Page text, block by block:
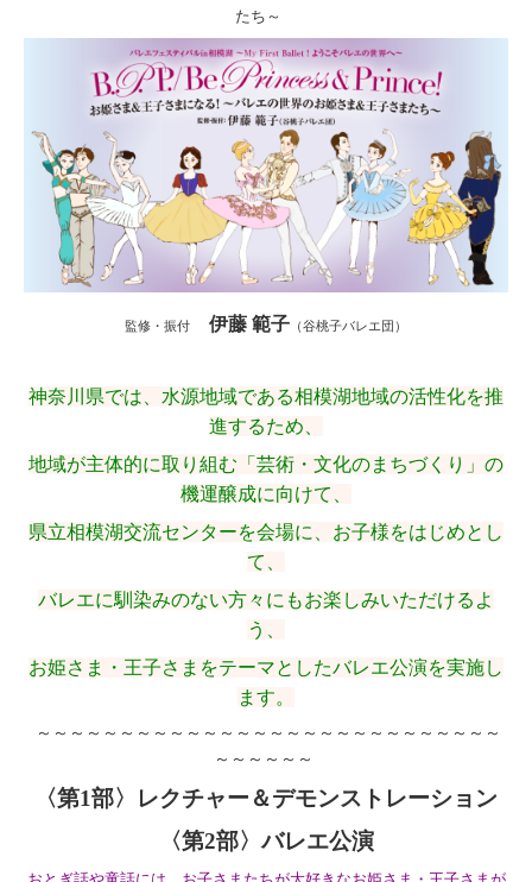
たち～
監修・振付 伊藤 範子 （谷桃子バレエ団）
神奈川県では、水源地域である相模湖地域の活性化を推
進するため、
地域が主体的に取り組む「芸術・文化のまちづくり」の
機運醸成に向けて、
県立相模湖交流センターを会場に、お子様をはじめとし
て、
バレエに馴染みのない方々にもお楽しみいただけるよ
う、
お姫さま・王子さまをテーマとしたバレエ公演を実施し
ます。
～～～～～～～～～～～～～～～～～～～～～～～～～～～～
～～～～～～
〈第1部〉レクチャー＆デモンストレーション
〈第2部〉バレエ公演